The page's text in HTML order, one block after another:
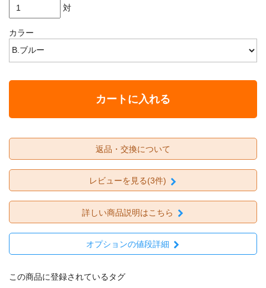
対
カラー
カートに入れる
返品・交換について
レビューを見る(3件)
詳しい商品説明はこちら
オプションの値段詳細
この商品に登録されているタグ